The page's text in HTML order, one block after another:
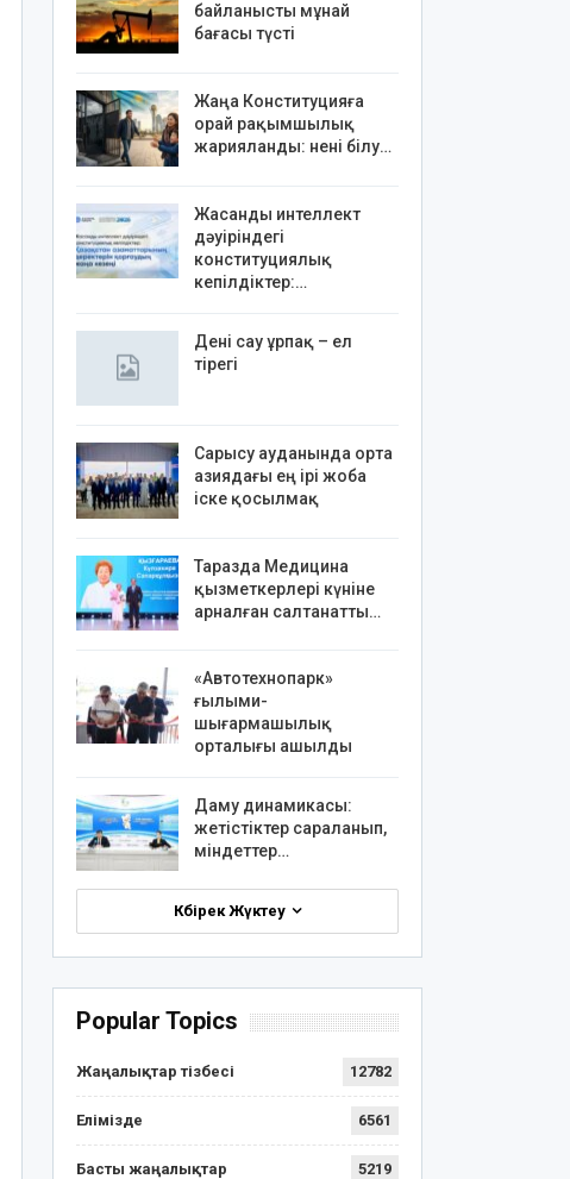
байланысты мұнай
бағасы түсті
Жаңа Конституцияға
орай рақымшылық
жарияланды: нені білу…
Жасанды интеллект
дәуіріндегі
конституциялық
кепілдіктер:…
Дені сау ұрпақ – ел
тірегі
Сарысу ауданында орта
азиядағы ең ірі жоба
іске қосылмақ
Таразда Медицина
қызметкерлері күніне
арналған салтанатты…
«Автотехнопарк»
ғылыми-
шығармашылық
орталығы ашылды
Даму динамикасы:
жетістіктер сараланып,
міндеттер…
Көбірек Жүктеу
Popular Topics
Жаңалықтар тізбесі 12782
Елімізде 6561
Басты жаңалықтар 5219